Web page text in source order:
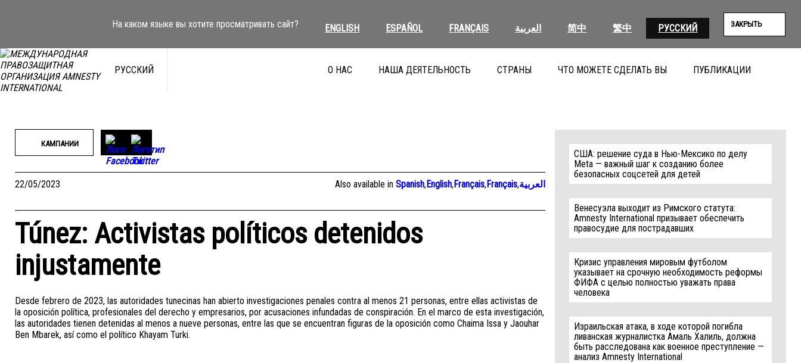
На каком языке вы хотите просматривать сайт? ENGLISH ESPAÑOL FRANÇAIS العربية 简中 繁中 РУССКИЙ ЗАКРЫТЬ
РУССКИЙ О НАС НАША ДЕЯТЕЛЬНОСТЬ СТРАНЫ ЧТО МОЖЕТЕ СДЕЛАТЬ ВЫ ПУБЛИКАЦИИ
КАМПАНИИ
22/05/2023 Also available inSpanish,English,Français,Français,العربية
Túnez: Activistas políticos detenidos
injustamente
Desde febrero de 2023, las autoridades tunecinas han abierto investigaciones penales contra al menos 21 personas, entre ellas activistas de
la oposición política, profesionales del derecho y empresarios, por acusaciones infundadas de conspiración. En el marco de esta investigación,
las autoridades tienen detenidas al menos a nueve personas, entre las que se encuentran figuras de la oposición como Chaima Issa y Jaouhar
Ben Mbarek, así como el político Khayam Turki.
США: решение суда в Нью-Мексико по делу
Meta — важный шаг к созданию более
безопасных соцсетей для детей
Венесуэла выходит из Римского статута:
Amnesty International призывает обеспечить
правосудие для пострадавших
Кризис управления мировым футболом
указывает на срочную необходимость реформы
ФИФА с целью полностью уважать права
человека
Израильская атака, в ходе которой погибла
ливанская журналистка Амаль Халиль, должна
быть расследована как военное преступление —
анализ Amnesty International